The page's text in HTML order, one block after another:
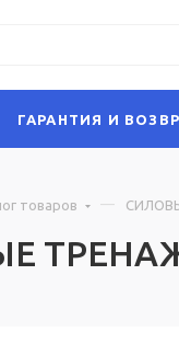
ГАРАНТИЯ И
товаров